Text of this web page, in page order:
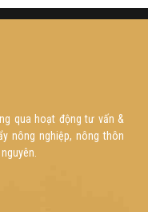
qua hoạt động tư vấn &
nông nghiệp, nông thôn